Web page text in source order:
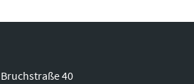
Bruchstraße 40